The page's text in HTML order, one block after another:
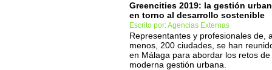
Greencities 2019: la gestión
en torno al desarrollo sostenible
Escrito por: Agencias Externas
Representantes y profesionales de,
menos, 200 ciudades, se han
en Málaga para abordar los retos de
moderna gestión urbana.